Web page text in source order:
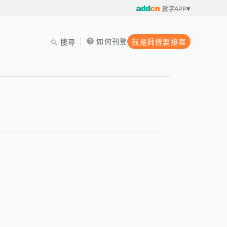
數字APP
搜尋 如何刊登 我是師傅要接案